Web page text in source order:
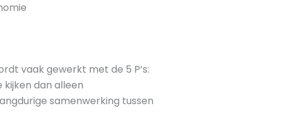
vaak gewerkt met de 5 P’s:
dan alleen
samenwerking tussen